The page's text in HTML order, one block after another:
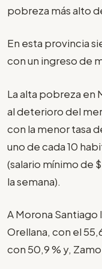
pobreza más alto
En esta provincia
con un ingreso de
La alta pobreza en
al deterioro del
con la menor tasa
uno de cada 10
(salario mínimo de
la semana).
A Morona Santiago
Orellana, con el
con 50,9 % y,